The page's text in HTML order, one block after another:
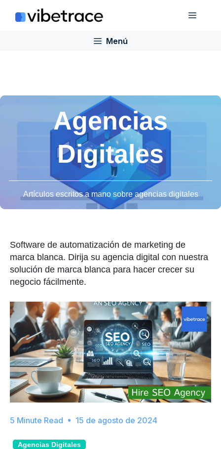
Menú
Menú
Agencias
Digitales
Artículos escritos a mano sobre agencias digitales
Software de automatización de marketing de
marca blanca. Dirija su agencia digital con nuestra
solución de marca blanca para hacer crecer su
negocio fácilmente.
15 de agosto de 2024
Agencias Digitales